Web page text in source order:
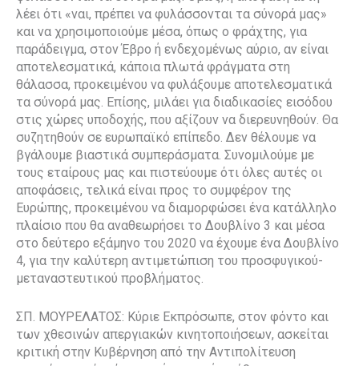
λέει ότι «ναι, πρέπει να φυλάσσονται τα σύνορά μας»
και να χρησιμοποιούμε μέσα, όπως ο φράχτης, για
παράδειγμα, στον Έβρο ή ενδεχομένως αύριο, αν είναι
αποτελεσματικά, κάποια πλωτά φράγματα στη
θάλασσα, προκειμένου να φυλάξουμε αποτελεσματικά
τα σύνορά μας. Επίσης, μιλάει για διαδικασίες εισόδου
στις χώρες υποδοχής, που αξίζουν να διερευνηθούν. Θα
συζητηθούν σε ευρωπαϊκό επίπεδο. Δεν θέλουμε να
βγάλουμε βιαστικά συμπεράσματα. Συνομιλούμε με
τους εταίρους μας και πιστεύουμε ότι όλες αυτές οι
αποφάσεις, τελικά είναι προς το συμφέρον της
Ευρώπης, προκειμένου να διαμορφώσει ένα κατάλληλο
πλαίσιο που θα αναθεωρήσει το Δουβλίνο 3 και μέσα
στο δεύτερο εξάμηνο του 2020 να έχουμε ένα Δουβλίνο
4, για την καλύτερη αντιμετώπιση του προσφυγικού-
μεταναστευτικού προβλήματος.
ΣΠ. ΜΟΥΡΕΛΑΤΟΣ: Κύριε Εκπρόσωπε, στον φόντο και
των χθεσινών απεργιακών κινητοποιήσεων, ασκείται
κριτική στην Κυβέρνηση από την Αντιπολίτευση